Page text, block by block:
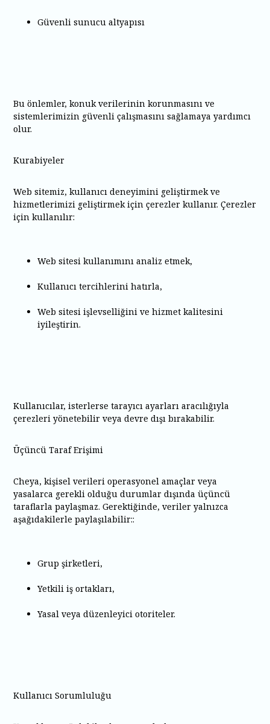
Güvenli sunucu altyapısı
Bu önlemler, konuk verilerinin korunmasını ve
sistemlerimizin güvenli çalışmasını sağlamaya yardımcı
olur.
Kurabiyeler
Web sitemiz, kullanıcı deneyimini geliştirmek ve
hizmetlerimizi geliştirmek için çerezler kullanır. Çerezler
için kullanılır:
Web sitesi kullanımını analiz etmek,
Kullanıcı tercihlerini hatırla,
Web sitesi işlevselliğini ve hizmet kalitesini
iyileştirin.
Kullanıcılar, isterlerse tarayıcı ayarları aracılığıyla
çerezleri yönetebilir veya devre dışı bırakabilir.
Üçüncü Taraf Erişimi
Cheya, kişisel verileri operasyonel amaçlar veya
yasalarca gerekli olduğu durumlar dışında üçüncü
taraflarla paylaşmaz. Gerektiğinde, veriler yalnızca
aşağıdakilerle paylaşılabilir::
Grup şirketleri,
Yetkili iş ortakları,
Yasal veya düzenleyici otoriteler.
Kullanıcı Sorumluluğu